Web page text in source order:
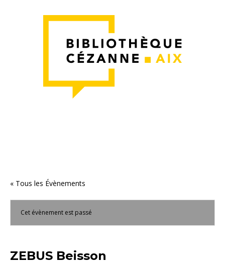
« Tous les Évènements
Cet évènement est passé
ZEBUS Beisson